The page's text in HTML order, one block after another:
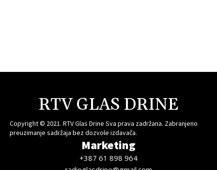
RTV GLAS DRINE
Copyright © 2021. RTV Glas Drine Sva prava zadržana. Zabranjeno
preuzimanje sadržaja bez dozvole izdavača.
Marketing
+387 61 898 964